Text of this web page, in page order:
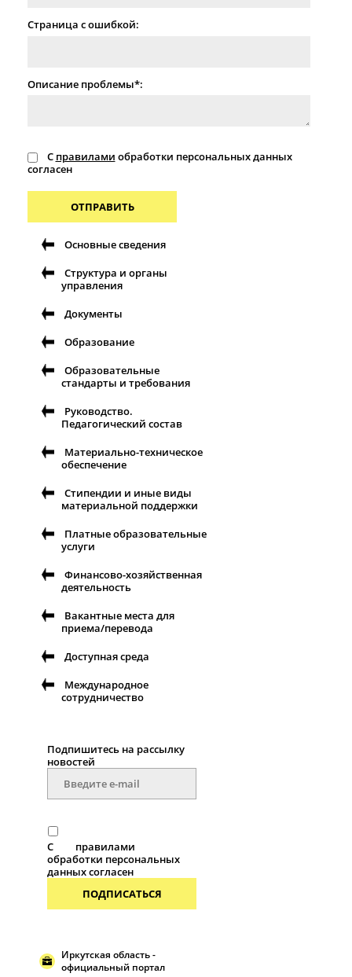
Страница с ошибкой:
Описание проблемы*:
С правилами обработки персональных данных
согласен
ОТПРАВИТЬ
Основные сведения
Структура и органы
управления
Документы
Образование
Образовательные
стандарты и требования
Руководство.
Педагогический состав
Материально-техническое
обеспечение
Стипендии и иные виды
материальной поддержки
Платные образовательные
услуги
Финансово-хозяйственная
деятельность
Вакантные места для
приема/перевода
Доступная среда
Международное
сотрудничество
Подпишитесь на рассылку
новостей
С
правилами
обработки персональных
данных согласен
ПОДПИСАТЬСЯ
Иркутская область -
официальный портал